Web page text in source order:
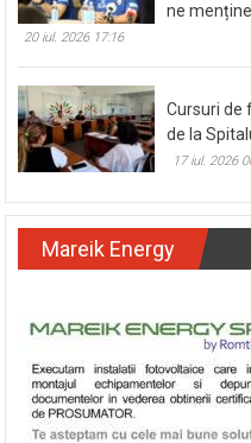
ne
20 iul. 2026 17:16
Cursuri de
de la
17 iul. 2026
Mareik Energy